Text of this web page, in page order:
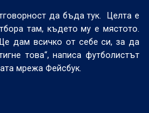
да бъда тук.
Целта е
там, където му е мястото.
дам всичко от себе си, за да
това“, написа футболистът
мрежа Фейсбук.